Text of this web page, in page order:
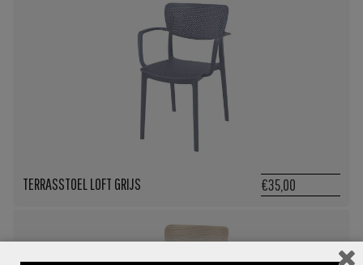
TERRASSTOEL LOFT GRIJS €35,00